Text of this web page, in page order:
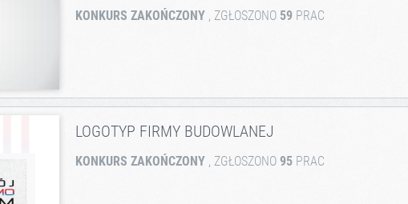
KONKURS ZAKOŃCZONY , ZGŁOSZONO 59 PRAC
LOGOTYP FIRMY BUDOWLANEJ
KONKURS ZAKOŃCZONY , ZGŁOSZONO 95 PRAC